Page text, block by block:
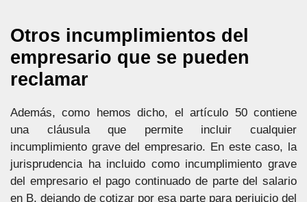
Otros incumplimientos del
empresario que se pueden
reclamar
Además, como hemos dicho, el artículo 50 contiene
una cláusula que permite incluir cualquier
incumplimiento grave del empresario. En este caso, la
jurisprudencia ha incluido como incumplimiento grave
del empresario el pago continuado de parte del salario
en B, dejando de cotizar por esa parte para perjuicio del